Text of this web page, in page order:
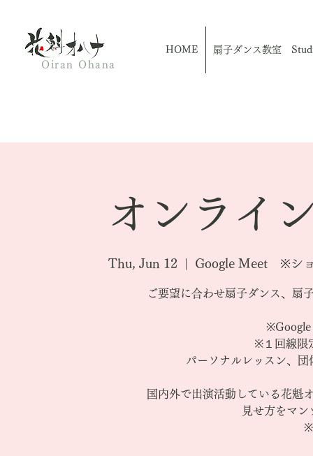
Oiran Ohana
HOME 扇子ダンス教室
オンライ
Thu, Jun 12 Google Meet ※シ
ご要望に合わせ扇子ダンス、扇
※Google
※１回線限
パーソナルレッスン、
国内外で出演活動している花魁
見せ方をマ
※